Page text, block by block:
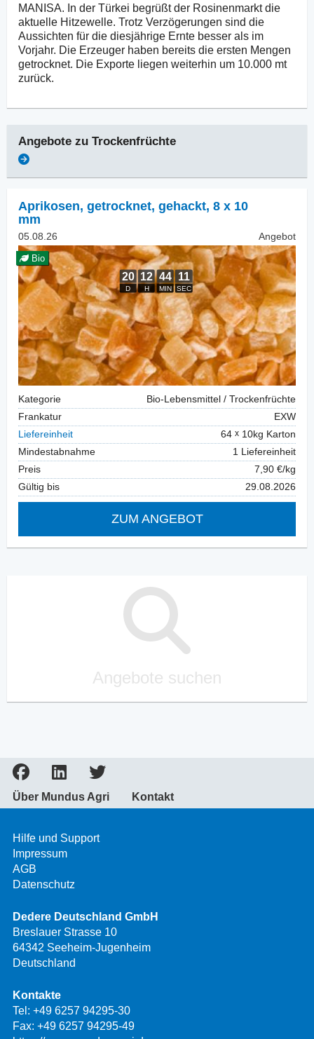
MANISA. In der Türkei begrüßt der Rosinenmarkt die
aktuelle Hitzewelle. Trotz Verzögerungen sind die
Aussichten für die diesjährige Ernte besser als im
Vorjahr. Die Erzeuger haben bereits die ersten Mengen
getrocknet. Die Exporte liegen weiterhin um 10.000 mt
zurück.
Angebote zu Trockenfrüchte
Aprikosen, getrocknet, gehackt, 8 x 10
mm
05.08.26 Angebot
Bio
Kategorie
Bio-Lebensmittel / Trockenfrüchte
Frankatur
EXW
Liefereinheit
64
10kg Karton
Mindestabnahme
1 Liefereinheit
Preis
7,90 €/kg
Gültig bis
29.08.2026
ZUM ANGEBOT
Angebote suchen
Über Mundus Agri Kontakt
Hilfe und Support
Impressum
AGB
Datenschutz
Dedere Deutschland GmbH
Breslauer Strasse 10
64342 Seeheim-Jugenheim
Deutschland
Kontakte
Tel: +49 6257 94295-30
Fax: +49 6257 94295-49